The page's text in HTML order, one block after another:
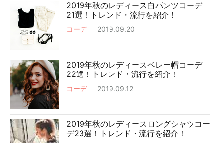
2019年秋のレディース白パンツコーデ
21選！トレンド・流行を紹介！
コーデ 2019.09.20
2019年秋のレディースベレー帽コーデ
22選！トレンド・流行を紹介！
コーデ 2019.09.12
2019年秋のレディースロングシャツコー
デ23選！トレンド・流行を紹介！